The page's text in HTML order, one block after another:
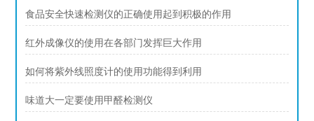
食品安全快速检测仪的正确使用起到积极的作用
红外成像仪的使用在各部门发挥巨大作用
如何将紫外线照度计的使用功能得到利用
味道大一定要使用甲醛检测仪